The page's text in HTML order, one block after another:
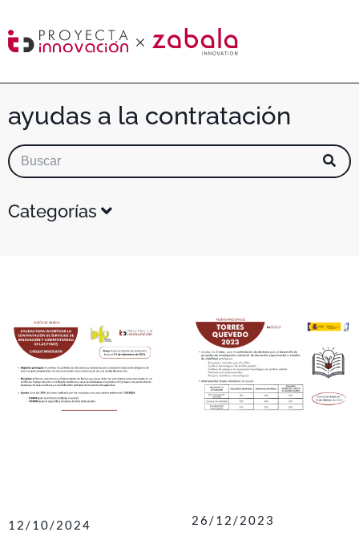
ayudas a la contratación
Categorías
12/10/2024 26/12/2023